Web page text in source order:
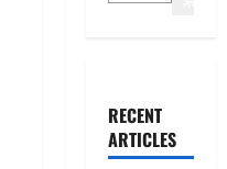
RECENT
ARTICLES